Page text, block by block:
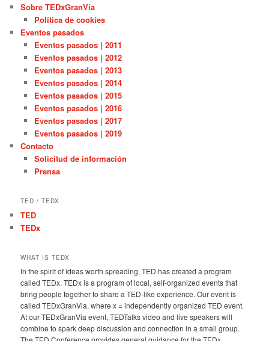
Sobre TEDxGranVia
Política de cookies
Eventos pasados
Eventos pasados | 2011
Eventos pasados | 2012
Eventos pasados | 2013
Eventos pasados | 2014
Eventos pasados | 2015
Eventos pasados | 2016
Eventos pasados | 2017
Eventos pasados | 2019
Contacto
Solicitud de información
Prensa
TED / TEDX
TED
TEDx
WHAT IS TEDX
In the spirit of ideas worth spreading, TED has created a program
called TEDx. TEDx is a program of local, self-organized events that
bring people together to share a TED-like experience. Our event is
called TEDxGranVia, where x = independently organized TED event.
At our TEDxGranVia event, TEDTalks video and live speakers will
combine to spark deep discussion and connection in a small group.